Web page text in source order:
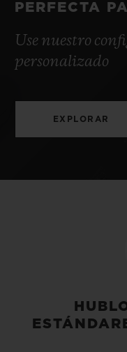
PERFECTA
Use nuestro
personalizado
EXPLORAR